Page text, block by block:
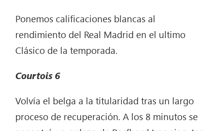
Ponemos calificaciones blancas al
rendimiento del Real Madrid en el ultimo
Clásico de la temporada.
Courtois 6
Volvía el belga a la titularidad tras un largo
proceso de recuperación. A los 8 minutos se